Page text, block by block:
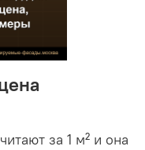
за 1 м² и она